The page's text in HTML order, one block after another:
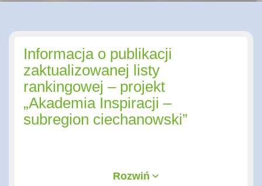
Informacja o publikacji
zaktualizowanej listy
rankingowej – projekt
„Akademia Inspiracji –
subregion ciechanowski”
Rozwiń